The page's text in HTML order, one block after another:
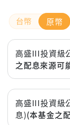
原幣
高盛III投資級
之配息來源可
近6個月
近1年(%)
高盛III投資級
息)(本基金之